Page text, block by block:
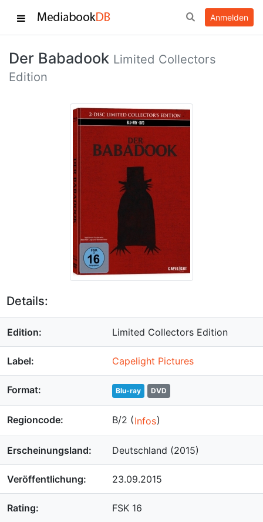
Anmelden
Der Babadook Limited Collectors
Edition
Details:
Edition: Limited Collectors Edition
Label: Capelight Pictures
Format: Blu-ray DVD
Regioncode: B/2 (Infos)
Erscheinungsland: Deutschland (2015)
Veröffentlichung: 23.09.2015
Rating: FSK 16